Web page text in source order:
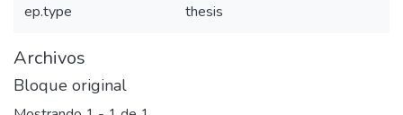
ep.type thesis
Archivos
Bloque original